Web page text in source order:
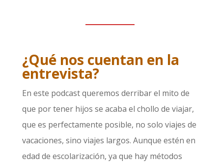
¿Qué nos cuentan en la
entrevista?
En este podcast queremos derribar el mito de
que por tener hijos se acaba el chollo de viajar,
que es perfectamente posible, no solo viajes de
vacaciones, sino viajes largos. Aunque estén en
edad de escolarización, ya que hay métodos